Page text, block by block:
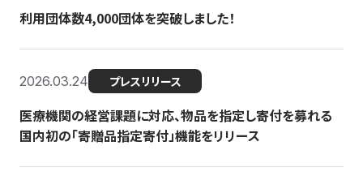
利用団体数4,000団体を突破しました！
2026.03.24 プレスリリース
医療機関の経営課題に対応、物品を指定し寄付を募れる
国内初の「寄贈品指定寄付」機能をリリース